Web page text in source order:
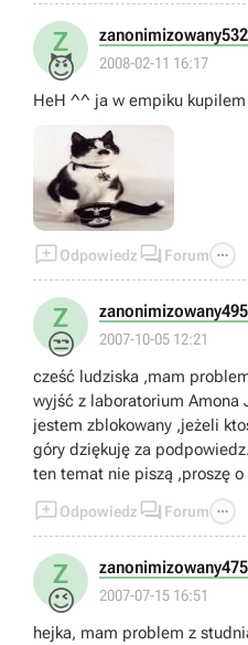
Z
😈 2008-02-11 16:17
HeH ^^ ja w empiku
Odpowiedz  Forum 
Z
😒 2007-10-05 12:21
cześć ludziska ,mam
wyjść z laboratorium Amona
jestem zblokowany ,jeżeli
góry dziękuję za
ten temat nie piszą ,proszę
Odpowiedz  Forum 
Z
😉 2007-07-15 16:51
hejka, mam problem z